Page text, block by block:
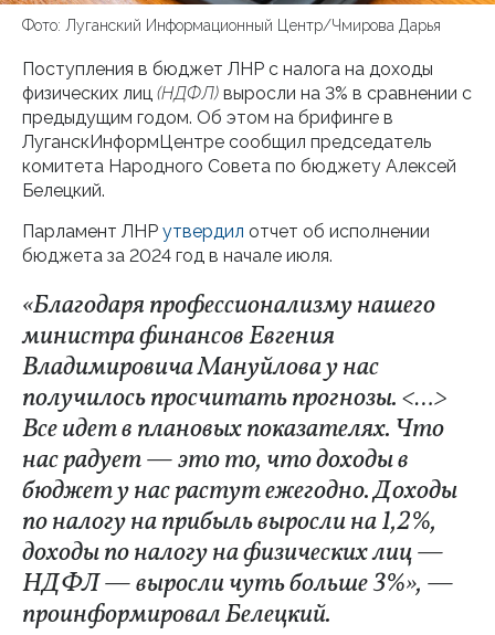
Фото: Луганский Информационный Центр/Чмирова Дарья
Поступления в бюджет ЛНР с налога на доходы
физических лиц (НДФЛ) выросли на 3% в сравнении с
предыдущим годом. Об этом на брифинге в
ЛуганскИнформЦентре сообщил председатель
комитета Народного Совета по бюджету Алексей
Белецкий.
Парламент ЛНР утвердил отчет об исполнении
бюджета за 2024 год в начале июля.
«Благодаря профессионализму нашего
министра финансов Евгения
Владимировича Мануйлова у нас
получилось просчитать прогнозы. <…>
Все идет в плановых показателях. Что
нас радует — это то, что доходы в
бюджет у нас растут ежегодно. Доходы
по налогу на прибыль выросли на 1,2%,
доходы по налогу на физических лиц —
НДФЛ — выросли чуть больше 3%», —
проинформировал Белецкий.